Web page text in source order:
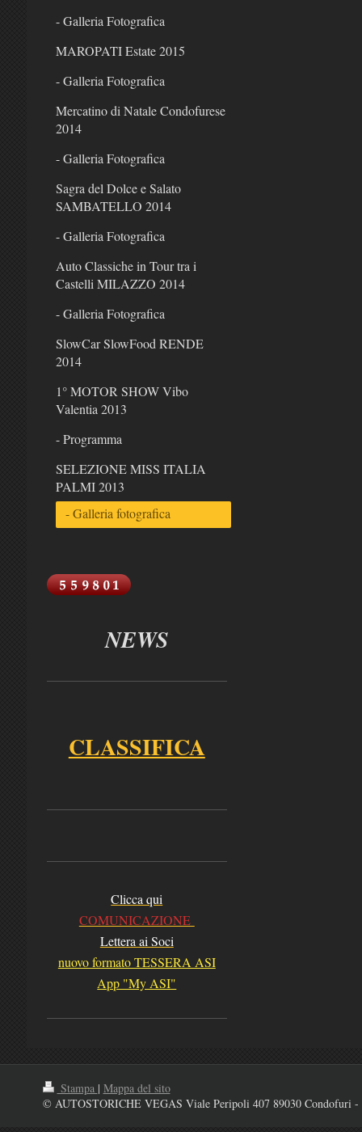
- Galleria Fotografica
MAROPATI Estate 2015
- Galleria Fotografica
Mercatino di Natale Condofurese
2014
- Galleria Fotografica
Sagra del Dolce e Salato
SAMBATELLO 2014
- Galleria Fotografica
Auto Classiche in Tour tra i
Castelli MILAZZO 2014
- Galleria Fotografica
SlowCar SlowFood RENDE
2014
1° MOTOR SHOW Vibo
Valentia 2013
- Programma
SELEZIONE MISS ITALIA
PALMI 2013
- Galleria fotografica
NEWS
CLASSIFICA
Clicca qui
COMUNICAZIONE
Lettera ai Soci
nuovo formato TESSERA ASI
App "My ASI"
Stampa | Mappa del sito
© AUTOSTORICHE VEGAS Viale Peripoli 407 89030 Condofuri -